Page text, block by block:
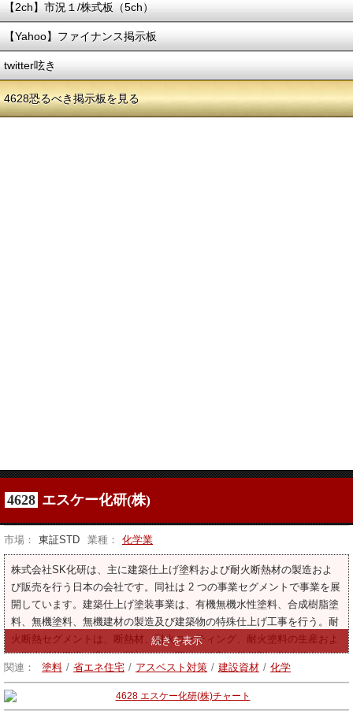
【2ch】市況１/株式板（5ch）
【Yahoo】ファイナンス掲示板
twitter呟き
4628恐るべき掲示板を見る
4628 エスケー化研(株)
市場： 東証STD 業種： 化学業
株式会社SK化研は、主に建築仕上げ塗料および耐火断熱材の製造およ
び販売を行う日本の会社です。同社は 2 つの事業セグメントで事業を展
開しています。建築仕上げ塗装事業は、有機無機水性塗料、合成樹脂塗
料、無機塗料、無機建材の製造及び建築物の特殊仕上げ工事を行う。耐
火断熱セグメントは、断熱材、耐火コーティング、耐火塗料の生産およ
び耐火断熱工事の実施に関与する。同社は洗剤や希釈剤の製造販売も行
っています。
関連： 塗料 / 省エネ住宅 / アスベスト対策 / 建設資材 / 化学